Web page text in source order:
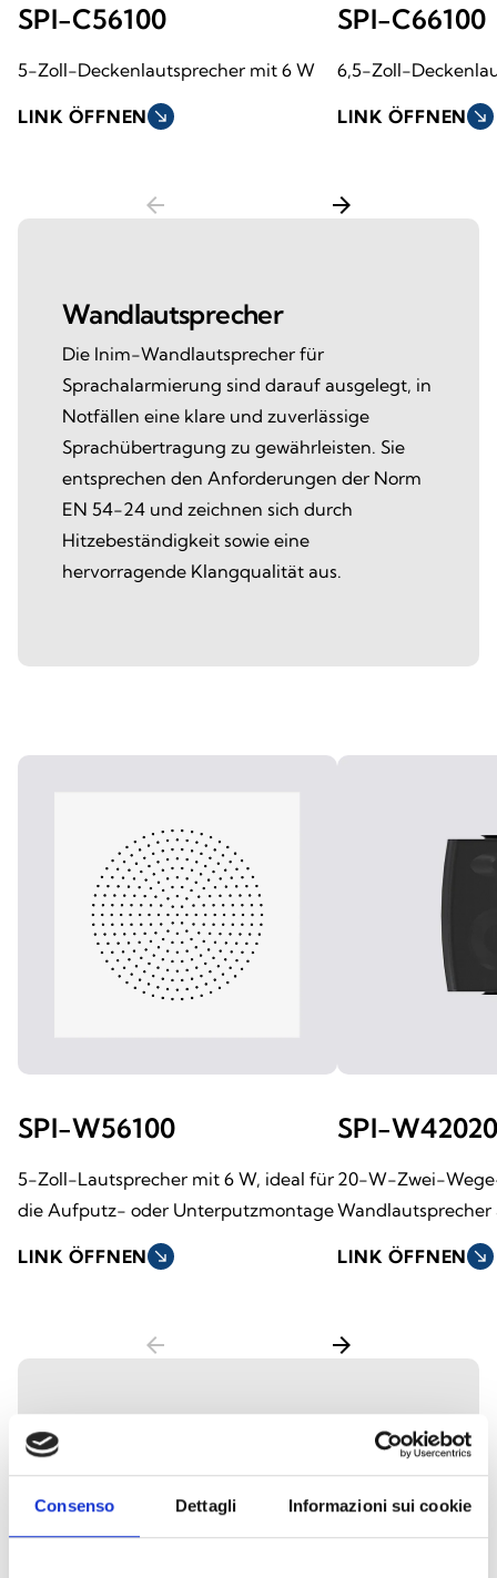
Consenso Dettagli Informazioni sui cookie
SPI-C56100
5-Zoll-Deckenlautsprecher mit 6 W
LINK ÖFFNEN south_east
SPI-C66100
6,5-Zoll-
LINK ÖFFNEN south_east
arrow_back arrow_forward
Wandlautsprecher
Die Inim-Wandlautsprecher für
Sprachalarmierung sind darauf ausgelegt, in
Notfällen eine klare und zuverlässige
Sprachübertragung zu gewährleisten. Sie
entsprechen den Anforderungen der Norm
EN 54-24 und zeichnen sich durch
Hitzebeständigkeit sowie eine
hervorragende Klangqualität aus.
SPI-W56100
5-Zoll-Lautsprecher mit 6 W, ideal für
die Aufputz- oder Unterputzmontage
LINK ÖFFNEN south_east
SPI-
20-W-Zwei-
Wandlautsprecher
LINK ÖFFNEN south_east
arrow_back arrow_forward